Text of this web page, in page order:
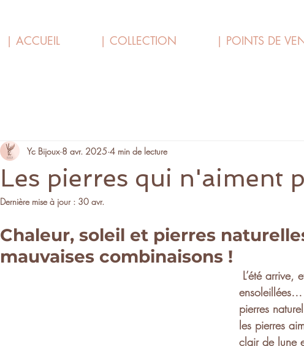
| ACCUEIL | COLLECTION | POINTS DE
Les pierres qui n'aiment
Yc Bijoux 8 avr. 2025 4 min de lecture
Dernière mise à jour : 30 avr.
Chaleur, soleil et pierres
mauvaises combinaisons !
L’été arrive,
ensoleillées…
pierres
les pierres
clair de lune